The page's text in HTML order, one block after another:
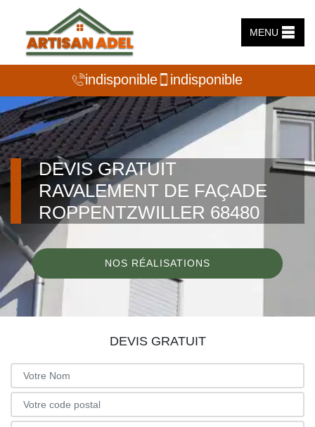
MENU
indisponible indisponible
DEVIS GRATUIT
RAVALEMENT DE FAÇADE
ROPPENTZWILLER 68480
NOS RÉALISATIONS
DEVIS GRATUIT